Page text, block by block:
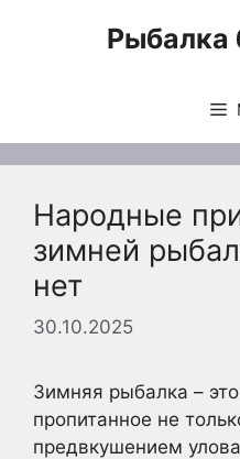
Рыбалка
Народные
зимней
нет
30.10.2025
Зимняя рыбалка –
пропитанное не
предвкушением